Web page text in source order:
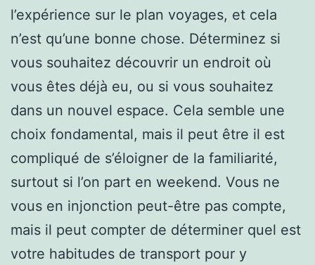
l’expérience sur le plan voyages, et cela
n’est qu’une bonne chose. Déterminez si
vous souhaitez découvrir un endroit où
vous êtes déjà eu, ou si vous souhaitez
dans un nouvel espace. Cela semble une
choix fondamental, mais il peut être il est
compliqué de s’éloigner de la familiarité,
surtout si l’on part en weekend. Vous ne
vous en injonction peut-être pas compte,
mais il peut compter de déterminer quel est
votre habitudes de transport pour y